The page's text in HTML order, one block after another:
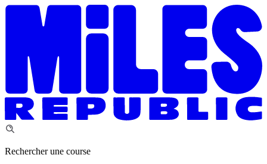
Rechercher une course